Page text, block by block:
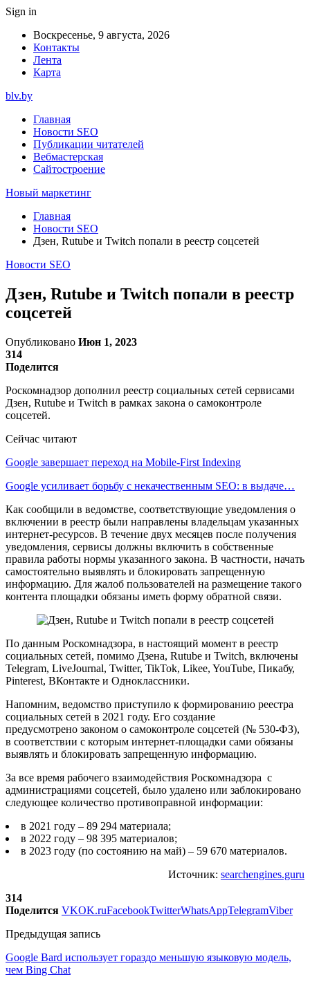
Sign in
Воскресенье, 9 августа, 2026
Контакты
Лента
Карта
blv.by
Главная
Новости SEO
Публикации читателей
Вебмастерская
Сайтостроение
Новый маркетинг
Главная
Новости SEO
Дзен, Rutube и Twitch попали в реестр соцсетей
Новости SEO
Дзен, Rutube и Twitch попали в реестр
соцсетей
Опубликовано Июн 1, 2023
314
Поделится
Роскомнадзор дополнил реестр социальных сетей сервисами
Дзен, Rutube и Twitch в рамках закона о самоконтроле
соцсетей.
Сейчас читают
Google завершает переход на Mobile-First Indexing
Google усиливает борьбу с некачественным SEO: в выдаче…
Как сообщили в ведомстве, соответствующие уведомления о
включении в реестр были направлены владельцам указанных
интернет-ресурсов. В течение двух месяцев после получения
уведомления, сервисы должны включить в собственные
правила работы нормы указанного закона. В частности, начать
самостоятельно выявлять и блокировать запрещенную
информацию. Для жалоб пользователей на размещение такого
контента площадки обязаны иметь форму обратной связи.
По данным Роскомнадзора, в настоящий момент в реестр
социальных сетей, помимо Дзена, Rutube и Twitch, включены
Telegram, LiveJournal, Twitter, TikTok, Likee, YouTube, Пикабу,
Pinterest, ВКонтакте и Одноклассники.
Напомним, ведомство приступило к формированию реестра
социальных сетей в 2021 году. Его создание
предусмотрено законом о самоконтроле соцсетей (№ 530-ФЗ),
в соответствии с которым интернет-площадки сами обязаны
выявлять и блокировать запрещенную информацию.
За все время рабочего взаимодействия Роскомнадзора с
администрациями соцсетей, было удалено или заблокировано
следующее количество противоправной информации:
в 2021 году – 89 294 материала;
в 2022 году – 98 395 материалов;
в 2023 году (по состоянию на май) – 59 670 материалов.
Источник: searchengines.guru
314
Поделится VKOK.ruFacebookTwitterWhatsAppTelegramViber
Предыдущая запись
Google Bard использует гораздо меньшую языковую модель,
чем Bing Chat